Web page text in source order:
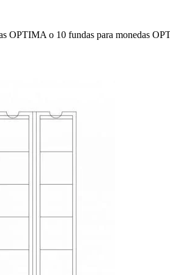
OPTIMA o 10 fundas para monedas